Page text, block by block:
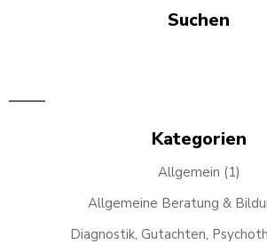
Suchen
Kategorien
Allgemein (1)
Allgemeine Beratung &
Diagnostik, Gutachten,